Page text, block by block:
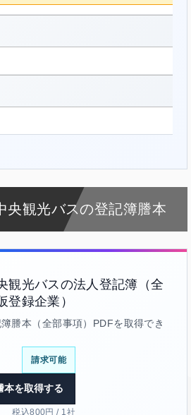
央観光バスの登記簿謄本
観光バスの法人登記簿（全
登録企業）
謄本（全部事項）PDFを取得でき
請求可能
本を取得する
税込800円 / 1社